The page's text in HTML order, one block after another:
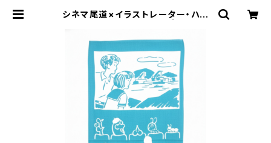
シネマ尾道×イラストレーター・ハラ